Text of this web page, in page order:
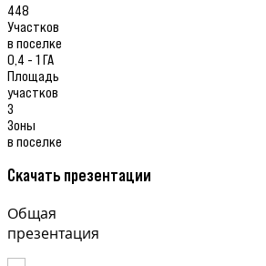
448
Участков
в поселке
0,4 - 1 ГА
Площадь
участков
3
Зоны
в поселке
Скачать презентации
Общая
презентация